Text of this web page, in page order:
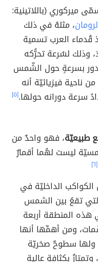
ميركوري (باللاتينية:
، مثلهُ في ذلك
قُدماء العرب تسمية
وذلك لسُرعة تحرُّكه
بسرعةٍ حول الشّمس
ناحية فيزيائيّة أنه
سرعة دورانه حولها.[٥]
طبيعيّة، فهو واحدٌ من
ليست لهُما أقمارٌ
[٦]
الداخليّة في
تقعُ بين الشمس
هذه المنطقة أربعة
ومن أهمِّها أنها
ولها سطوحٌ صخريّة
بكثافةٍ عالية